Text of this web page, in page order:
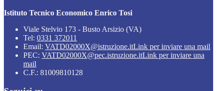
Istituto Tecnico Economico Enrico Tosi
Viale Stelvio 173 - Busto Arsizio (VA)
Tel: 0331 372011
Email: VATD02000X@istruzione.itLink per inviare una mail
PEC: VATD02000X@pec.istruzione.itLink per inviare una
mail
C.F.: 81009810128